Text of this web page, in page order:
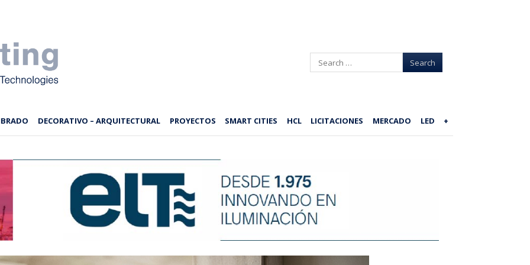
Search
DECORATIVO – ARQUITECTURAL PROYECTOS SMART CITIES HCL LICITACIONES MERCADO LED +